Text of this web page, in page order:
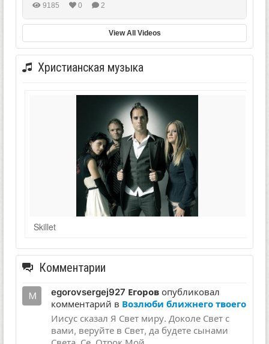
9185 0 2
View All Videos
Христианская музыка
Skillet
Комментарии
egorovsergej927 Егоров опубликовал
комментарий в Возлюби ближнего твоего
Иисус сказал Я Свет миру. Доколе Свет с
вами, веруйте в Свет, да будете сынами